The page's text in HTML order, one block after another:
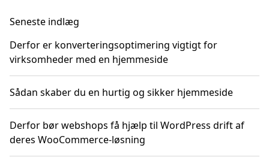
Seneste indlæg
Derfor er konverteringsoptimering vigtigt for
virksomheder med en hjemmeside
Sådan skaber du en hurtig og sikker hjemmeside
Derfor bør webshops få hjælp til WordPress drift af
deres WooCommerce-løsning